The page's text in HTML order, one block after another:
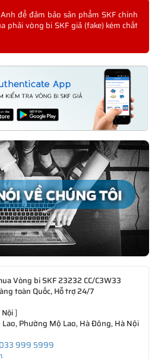
để đảm bảo sản phẩm SKF chính
phải vòng bi SKF giả (fake) kém chất
Vòng bi SKF 23232 CC/C3W33
toàn Quốc, Hỗ trợ 24/7
]
Lao, Phường Mộ Lao, Hà Đông, Hà Nội
033 999 5999